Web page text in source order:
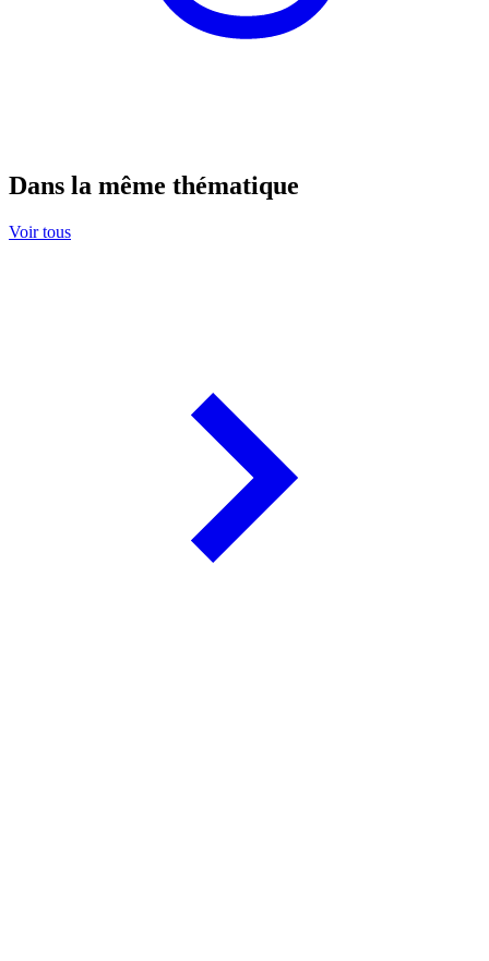
Dans la même thématique
Voir tous